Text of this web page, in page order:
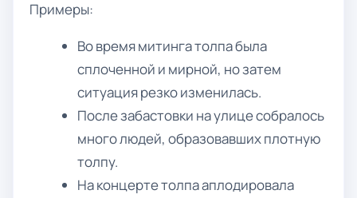
Примеры:
Во время митинга толпа была
сплоченной и мирной, но затем
ситуация резко изменилась.
После забастовки на улице собралось
много людей, образовавших плотную
толпу.
На концерте толпа аплодировала